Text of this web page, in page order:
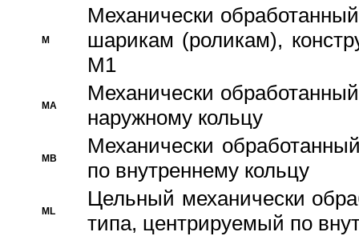
M
Механически
шарикам (роликам),
M1
MA
Механически
наружному кольцу
MB
Механически
по внутреннему кольцу
ML
Цельный механически
типа, центрируемый по